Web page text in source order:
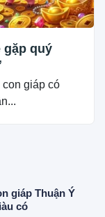
gặp quý
con giáp có
giáp Thuận Ý
có